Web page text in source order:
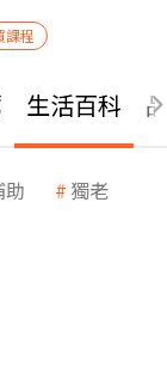
課程
生活百科
助 獨老